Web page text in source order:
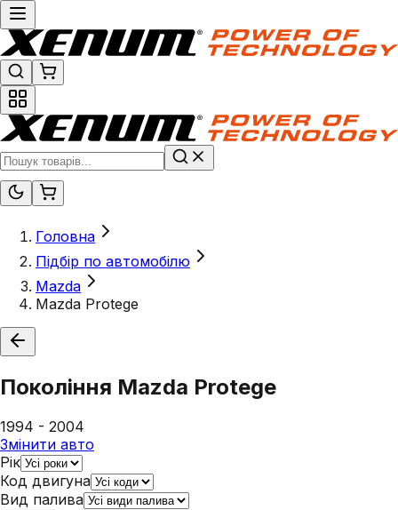
Головна
Підбір по автомобілю
Mazda
Mazda Protege
Покоління Mazda Protege
1994 - 2004
Змінити авто
Рік
Код двигуна
Вид палива